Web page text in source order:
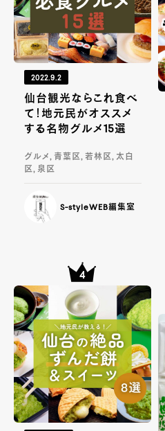
2022.9.2
仙台観光ならこれ食べ
て！地元民がオススメ
する名物グルメ15選
グルメ, 青葉区, 若林区, 太白
区, 泉区
S-styleWEB編集室